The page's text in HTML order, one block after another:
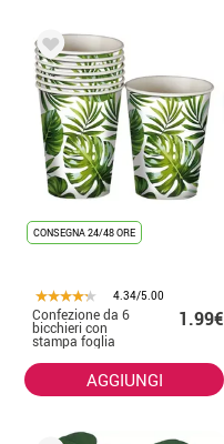
CONSEGNA 24/48 ORE
4.34/5.00
Confezione da 6
bicchieri con
stampa foglia
1.99€
AGGIUNGI